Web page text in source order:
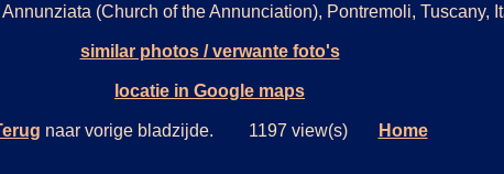
(Church of the Annunciation), Pontremoli, Tuscany,
similar photos / verwante foto's
locatie in Google maps
naar vorige bladzijde. 1197 view(s) Home